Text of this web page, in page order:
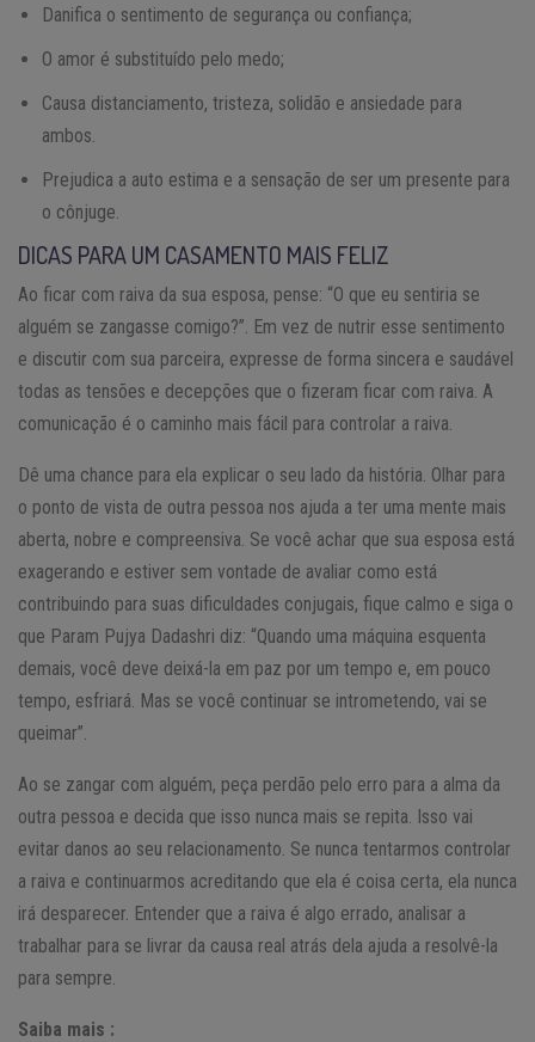
Danifica o sentimento de segurança ou confiança;
O amor é substituído pelo medo;
Causa distanciamento, tristeza, solidão e ansiedade para
ambos.
Prejudica a auto estima e a sensação de ser um presente para
o cônjuge.
DICAS PARA UM CASAMENTO MAIS FELIZ
Ao ficar com raiva da sua esposa, pense: “O que eu sentiria se
alguém se zangasse comigo?”. Em vez de nutrir esse sentimento
e discutir com sua parceira, expresse de forma sincera e saudável
todas as tensões e decepções que o fizeram ficar com raiva. A
comunicação é o caminho mais fácil para controlar a raiva.
Dê uma chance para ela explicar o seu lado da história. Olhar para
o ponto de vista de outra pessoa nos ajuda a ter uma mente mais
aberta, nobre e compreensiva. Se você achar que sua esposa está
exagerando e estiver sem vontade de avaliar como está
contribuindo para suas dificuldades conjugais, fique calmo e siga o
que Param Pujya Dadashri diz: “Quando uma máquina esquenta
demais, você deve deixá-la em paz por um tempo e, em pouco
tempo, esfriará. Mas se você continuar se intrometendo, vai se
queimar”.
Ao se zangar com alguém, peça perdão pelo erro para a alma da
outra pessoa e decida que isso nunca mais se repita. Isso vai
evitar danos ao seu relacionamento. Se nunca tentarmos controlar
a raiva e continuarmos acreditando que ela é coisa certa, ela nunca
irá desparecer. Entender que a raiva é algo errado, analisar a
trabalhar para se livrar da causa real atrás dela ajuda a resolvê-la
para sempre.
Saiba mais :